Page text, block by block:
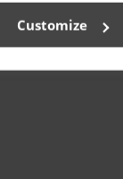
Customize